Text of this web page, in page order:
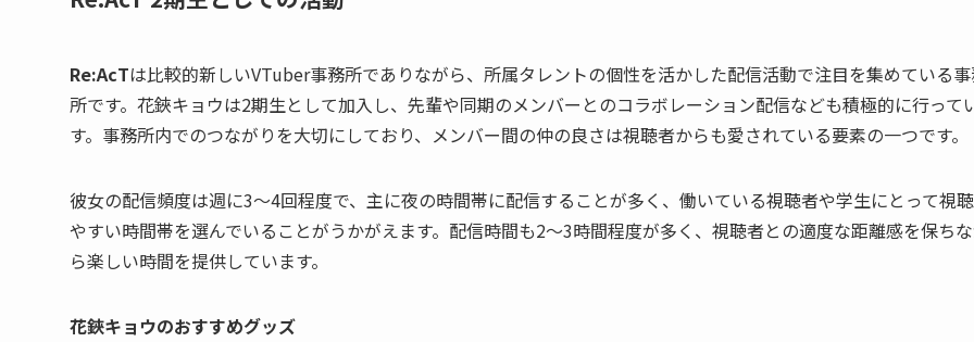
Re:AcTは比較的新しいVTuber事務所でありながら、所属タレントの個性を活かした配信活動で注目を集めている
所です。花鋏キョウは2期生として加入し、先輩や同期のメンバーとのコラボレーション配信なども積極的に行って
す。事務所内でのつながりを大切にしており、メンバー間の仲の良さは視聴者からも愛されている要素の一つです。
彼女の配信頻度は週に3〜4回程度で、主に夜の時間帯に配信することが多く、働いている視聴者や学生にとって視
やすい時間帯を選んでいることがうかがえます。配信時間も2〜3時間程度が多く、視聴者との適度な距離感を保ち
ら楽しい時間を提供しています。
花鋏キョウのおすすめグッズ